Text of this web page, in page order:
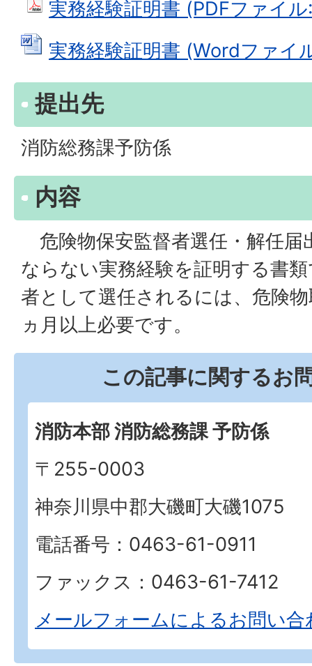
実務経験証明書 (PDFファイ
実務経験証明書 (Wordファイ
提出先
消防総務課予防係
内容
危険物保安監督者選任・解任届
ならない実務経験を証明する書
者として選任されるには、危険
ヵ月以上必要です。
この記事に関するお
消防本部 消防総務課 予防係
〒255-0003
神奈川県中郡大磯町大磯1075
電話番号：0463-61-0911
ファックス：0463-61-7412
メールフォームによるお問い合